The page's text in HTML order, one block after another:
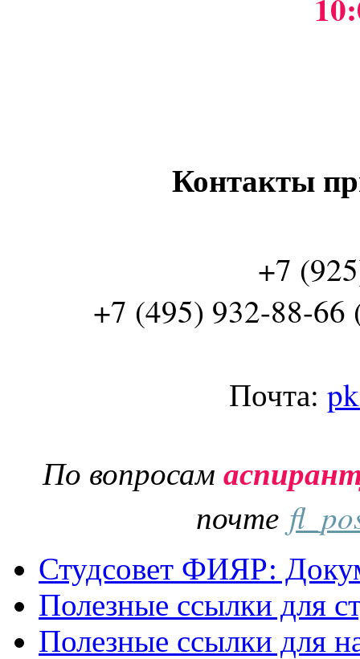
Контакты
+7
+7 (495) 932-88-66
Почта:
По вопросам
почте
Студсовет ФИЯР:
Полезные ссылки для
Полезные ссылки для